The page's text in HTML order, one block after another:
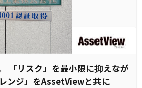
「リスク」を最小限に抑えなが
ンジ」をAssetViewと共に